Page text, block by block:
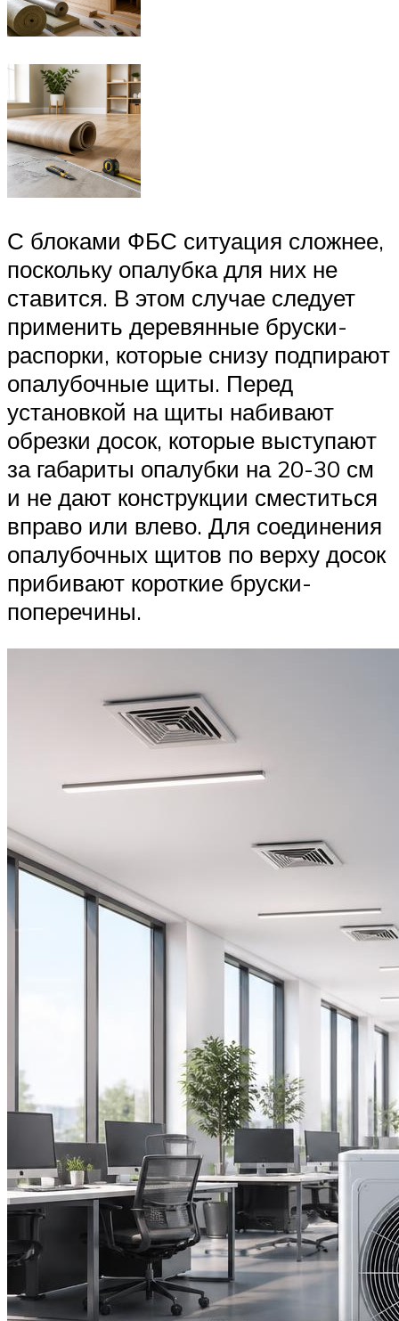
С блоками ФБС ситуация сложнее,
поскольку опалубка для них не
ставится. В этом случае следует
применить деревянные бруски-
распорки, которые снизу подпирают
опалубочные щиты. Перед
установкой на щиты набивают
обрезки досок, которые выступают
за габариты опалубки на 20-30 см
и не дают конструкции сместиться
вправо или влево. Для соединения
опалубочных щитов по верху досок
прибивают короткие бруски-
поперечины.